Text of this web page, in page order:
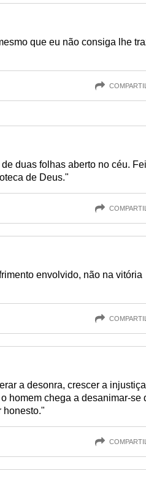
que eu não consiga lhe
duas folhas aberto no céu.
de Deus."
envolvido, não na vitória
a desonra, crescer a
homem chega a desanimar-se
honesto."